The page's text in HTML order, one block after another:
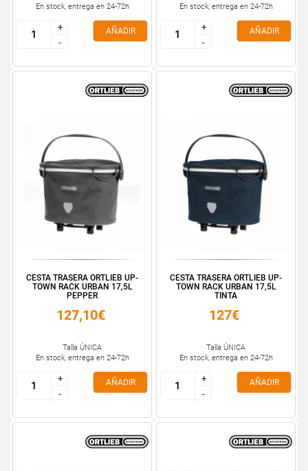
En stock, entrega en 24-72h
+
-
+
-
AÑADIR
En stock, entrega en 24-72h
+
-
+
-
AÑADIR
CESTA TRASERA ORTLIEB UP-
TOWN RACK URBAN 17,5L
PEPPER
127,10€
Talla ÚNICA
En stock, entrega en 24-72h
+
-
+
-
AÑADIR
CESTA TRASERA ORTLIEB UP-
TOWN RACK URBAN 17,5L
TINTA
127€
Talla ÚNICA
En stock, entrega en 24-72h
+
-
+
-
AÑADIR